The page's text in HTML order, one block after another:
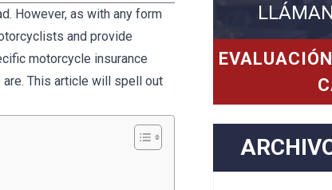
However, as with any form
and provide
motorcycle insurance
are. This article will spell out